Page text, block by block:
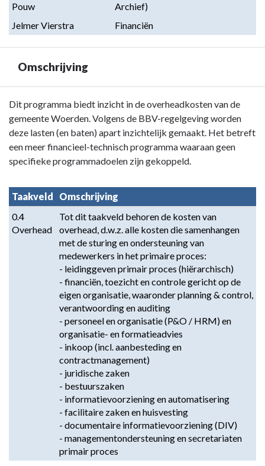
Pouw
Archief)
Jelmer Vierstra
Financiën
Omschrijving
Terug
naar
navigatie
Programma
Overhead
Omschrijving
Dit programma biedt inzicht in de overheadkosten van de
gemeente Woerden. Volgens de BBV-regelgeving worden
deze lasten (en baten) apart inzichtelijk gemaakt. Het betreft
een meer financieel-technisch programma waaraan geen
specifieke programmadoelen zijn gekoppeld.
Taakveld
Omschrijving
0.4
Overhead
Tot dit taakveld behoren de kosten van
overhead, d.w.z. alle kosten die samenhangen
met de sturing en ondersteuning van
medewerkers in het primaire proces:
- leidinggeven primair proces (hiërarchisch)
- financiën, toezicht en controle gericht op de
eigen organisatie, waaronder planning & control,
verantwoording en auditing
- personeel en organisatie (P&O / HRM) en
organisatie- en formatieadvies
- inkoop (incl. aanbesteding en
contractmanagement)
- juridische zaken
- bestuurszaken
- informatievoorziening en automatisering
- facilitaire zaken en huisvesting
- documentaire informatievoorziening (DIV)
- managementondersteuning en secretariaten
primair proces